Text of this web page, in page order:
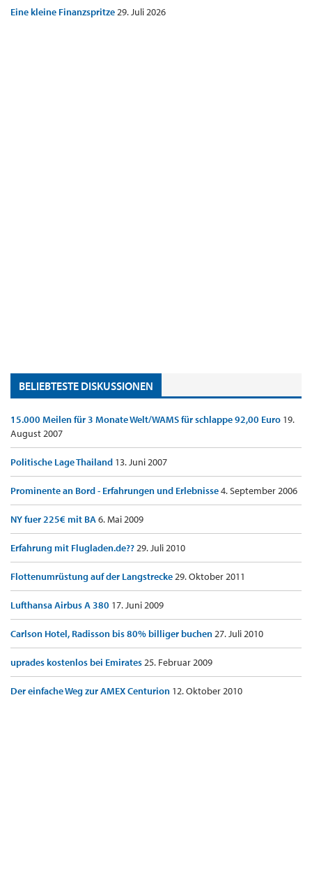
Eine kleine Finanzspritze29. Juli 2026
BELIEBTESTE DISKUSSIONEN
15.000 Meilen für 3 Monate Welt/WAMS für schlappe 92,00 Euro 19.
August 2007
Politische Lage Thailand 13. Juni 2007
Prominente an Bord - Erfahrungen und Erlebnisse4. September 2006
NY fuer 225€ mit BA6. Mai 2009
Erfahrung mit Flugladen.de??29. Juli 2010
Flottenumrüstung auf der Langstrecke29. Oktober 2011
Lufthansa Airbus A 380 17. Juni 2009
Carlson Hotel, Radisson bis 80% billiger buchen27. Juli 2010
uprades kostenlos bei Emirates25. Februar 2009
Der einfache Weg zur AMEX Centurion 12. Oktober 2010